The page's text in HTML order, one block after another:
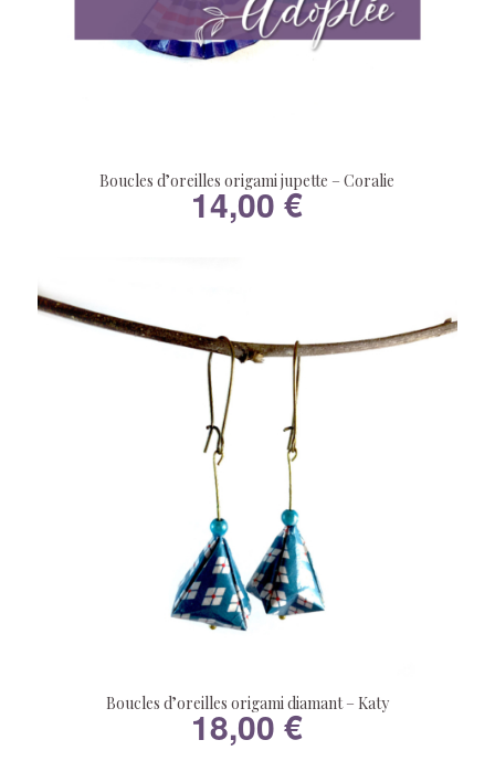
Boucles d’oreilles origami jupette – Coralie
14,00€
Boucles d’oreilles origami diamant – Katy
18,00€